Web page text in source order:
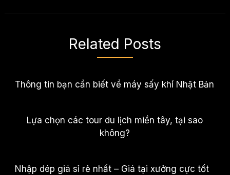
Related Posts
Thông tin bạn cần biết về máy sấy khí Nhật Bản
Lựa chọn các tour du lịch miền tây, tại sao
không?
Nhập dép giá sỉ rẻ nhất – Giá tại xưởng cực tốt